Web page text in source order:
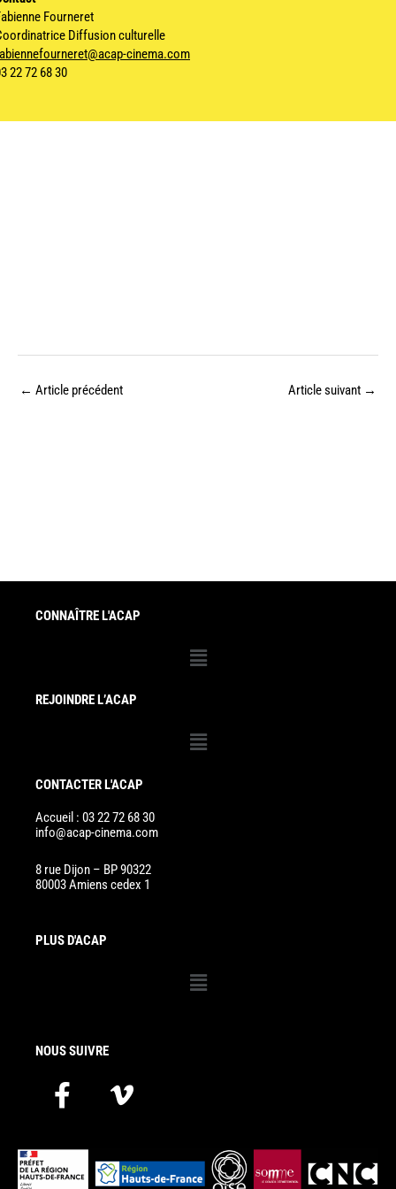
Fourneret
Diffusion culturelle
cinema.com
22 72 68 30
← Article précédent Article suivant →
CONNAÎTRE L'ACAP
Menu
REJOINDRE L’ACAP
Menu
CONTACTER L'ACAP
Accueil : 03 22 72 68 30
info@acap-cinema.com
8 rue Dijon – BP 90322
80003 Amiens cedex 1
PLUS D'ACAP
Menu
NOUS SUIVRE
F
a
c
e
V
i
e